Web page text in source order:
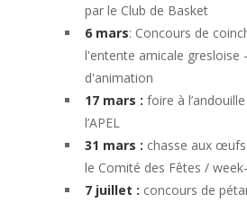
par le Club de Basket
6 mars: Concours de
l'entente amicale gresloise
d'animation
17 mars : foire à
l’APEL
31 mars : chasse aux
le Comité des Fêtes /
7 juillet : concours de